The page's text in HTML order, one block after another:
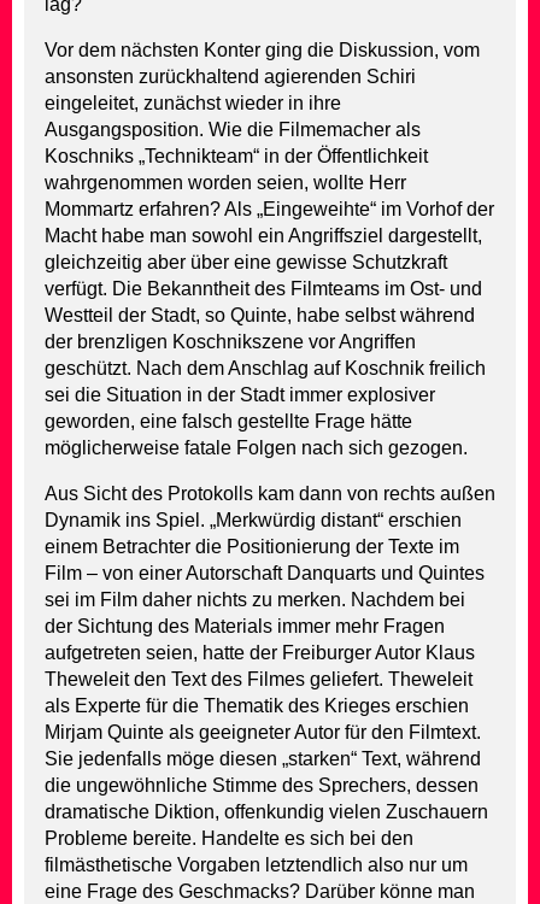
lag?
Vor dem nächsten Konter ging die Diskussion, vom
ansonsten zurückhaltend agierenden Schiri
eingeleitet, zunächst wieder in ihre
Ausgangsposition. Wie die Filmemacher als
Koschniks „Technikteam“ in der Öffentlichkeit
wahrgenommen worden seien, wollte Herr
Mommartz erfahren? Als „Eingeweihte“ im Vorhof der
Macht habe man sowohl ein Angriffsziel dargestellt,
gleichzeitig aber über eine gewisse Schutzkraft
verfügt. Die Bekanntheit des Filmteams im Ost- und
Westteil der Stadt, so Quinte, habe selbst während
der brenzligen Koschnikszene vor Angriffen
geschützt. Nach dem Anschlag auf Koschnik freilich
sei die Situation in der Stadt immer explosiver
geworden, eine falsch gestellte Frage hätte
möglicherweise fatale Folgen nach sich gezogen.
Aus Sicht des Protokolls kam dann von rechts außen
Dynamik ins Spiel. „Merkwürdig distant“ erschien
einem Betrachter die Positionierung der Texte im
Film – von einer Autorschaft Danquarts und Quintes
sei im Film daher nichts zu merken. Nachdem bei
der Sichtung des Materials immer mehr Fragen
aufgetreten seien, hatte der Freiburger Autor Klaus
Theweleit den Text des Filmes geliefert. Theweleit
als Experte für die Thematik des Krieges erschien
Mirjam Quinte als geeigneter Autor für den Filmtext.
Sie jedenfalls möge diesen „starken“ Text, während
die ungewöhnliche Stimme des Sprechers, dessen
dramatische Diktion, offenkundig vielen Zuschauern
Probleme bereite. Handelte es sich bei den
filmästhetische Vorgaben letztendlich also nur um
eine Frage des Geschmacks? Darüber könne man